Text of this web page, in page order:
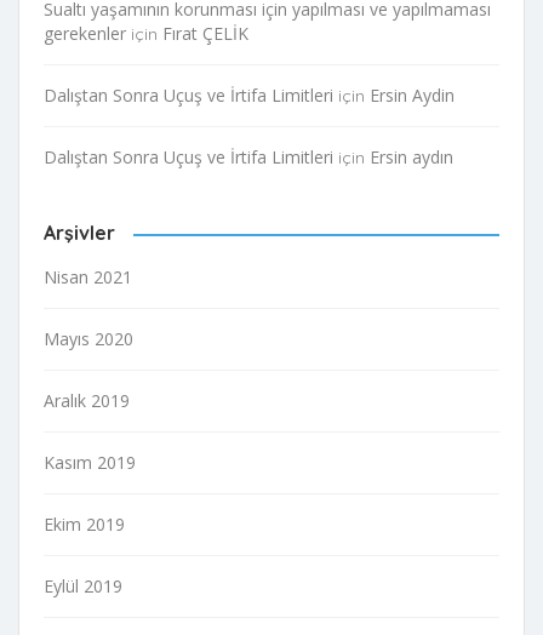
Sualtı yaşamının korunması için yapılması ve yapılmaması
gerekenler için Fırat ÇELİK
Dalıştan Sonra Uçuş ve İrtifa Limitleri için Ersin Aydin
Dalıştan Sonra Uçuş ve İrtifa Limitleri için Ersin aydın
Arşivler
Nisan 2021
Mayıs 2020
Aralık 2019
Kasım 2019
Ekim 2019
Eylül 2019